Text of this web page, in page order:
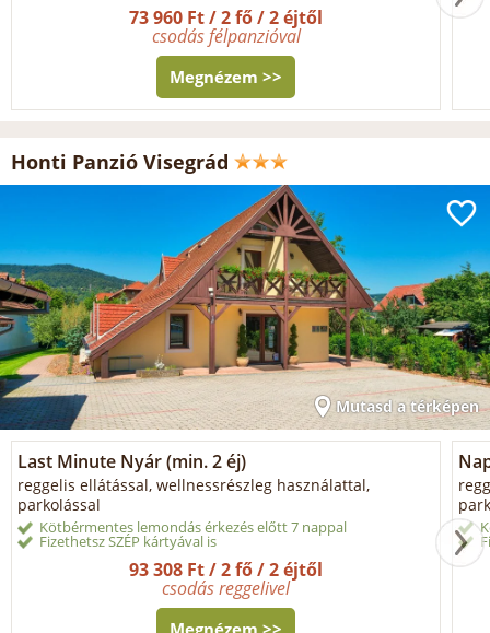
73 960 Ft / 2 fő / 2 éjtől
csodás félpanzióval
Megnézem >>
Honti Panzió Visegrád
Mutasd a térképen
Last Minute Nyár (min. 2 éj)
reggelis ellátással, wellnessrészleg használattal,
parkolással
Kötbérmentes lemondás érkezés előtt 7 nappal
Fizethetsz SZÉP kártyával is
93 308 Ft / 2 fő / 2 éjtől
csodás reggelivel
Megnézem >>